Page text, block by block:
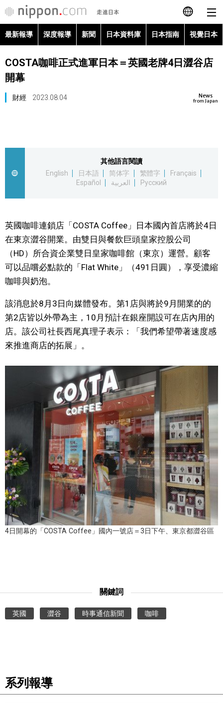
日本語
English
最新報導
視覺日本
臺灣香港
人物訪談
日本入門
財經
文化
科學技術
生活
教育
醫療健康
official SNS
最新報導 深度報導 新聞 日本資料庫 日本指南 視覺日本
COSTA咖啡正式進軍日本＝英國老牌4日澀谷店
開幕
News
from Japan
財經 2023.08.04
其他語言閱讀
English
日本語 简体字 繁體字
Français
Español
العربية Русский
英國咖啡連鎖店「COSTA Coffee」日本國內首店將於4日
在東京澀谷開業。由雙日與餐飲巨頭皇家控股公司
（HD）所合資企業雙日皇家咖啡館（東京）運營。顧客
可以品嚐必點款的「Flat White」（491日圓），享受濃縮
咖啡與奶泡。
該消息於8月3日向媒體發布。第1店與將於9月開業的的
第2店皆以外帶為主，10月預計在銀座開設可在店內用的
店。該公司社長西尾真理子表示：「我們希望帶著速度感
來推進商店的拓展」。
4日開幕的「COSTA Coffee」國內一號店＝3日下午、東京都澀谷區
關鍵詞
英國 澀谷 時事通信新聞 咖啡
系列報導